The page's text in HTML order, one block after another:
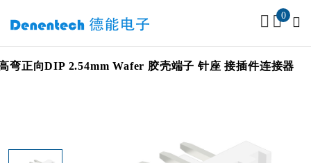
0
向DIP 2.54mm Wafer 胶壳端子 针座 接插件连接器